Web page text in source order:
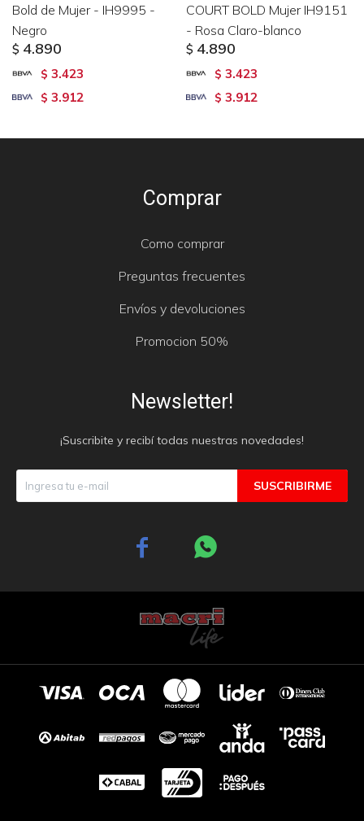
Bold de Mujer - IH9995 -
Negro
$ 4.890
$ 3.423
$ 3.912
COURT BOLD Mujer IH9151
- Rosa Claro-blanco
$ 4.890
$ 3.423
$ 3.912
Comprar
Como comprar
Preguntas frecuentes
Envíos y devoluciones
Promocion 50%
Newsletter!
¡Suscribite y recibí todas nuestras novedades!
SUSCRIBIRME
 